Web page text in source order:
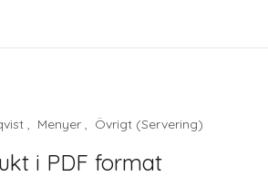
, Menyer , Övrigt (Servering)
i PDF format